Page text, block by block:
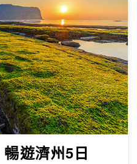
暢遊濟州5日